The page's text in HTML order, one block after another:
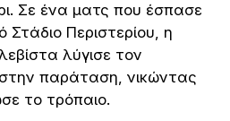
Σε ένα ματς που έσπασε
Στάδιο Περιστερίου, η
λύγισε τον
παράταση, νικώντας
το τρόπαιο.